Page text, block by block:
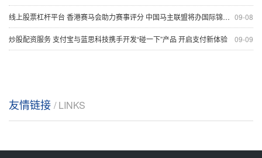
09-08
线上股票杠杆平台 香港赛马会助力赛事评分 中国马主联盟将办国际锦标大赛
09-09
炒股配资服务 支付宝与蓝思科技携手开发“碰一下”产品 开启支付新体验
友情链接 / LINKS